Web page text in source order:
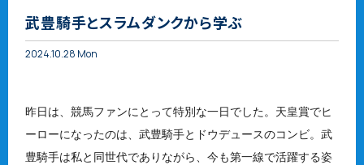
武豊騎手とスラムダンクから学ぶ
2024.10.28 Mon
昨日は、競馬ファンにとって特別な一日でした。天皇賞でヒ
ーローになったのは、武豊騎手とドウデュースのコンビ。武
豊騎手は私と同世代でありながら、今も第一線で活躍する姿